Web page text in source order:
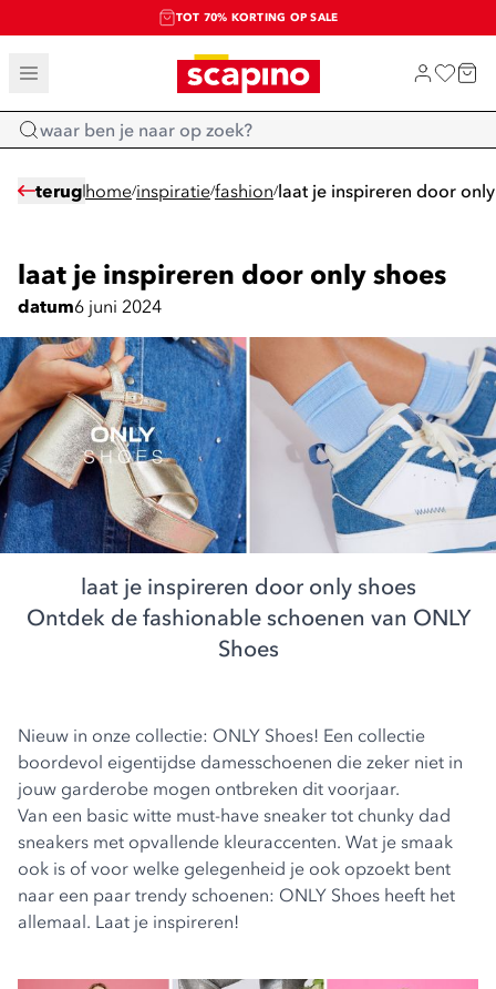
TOT 70% KORTING OP SALE
SALE: LAATSTE KANS!
SHOP NIEUW
Home
terug home/inspiratie/fashion/laat je inspireren door
laat je inspireren door only shoes
datum6 juni 2024
laat je inspireren door only shoes
Ontdek de fashionable schoenen van ONLY
Shoes
Nieuw in onze collectie: ONLY Shoes! Een collectie
boordevol eigentijdse damesschoenen die zeker niet in
jouw garderobe mogen ontbreken dit voorjaar.
Van een basic witte must-have sneaker tot chunky dad
sneakers met opvallende kleuraccenten. Wat je smaak
ook is of voor welke gelegenheid je ook opzoekt bent
naar een paar trendy schoenen: ONLY Shoes heeft het
allemaal. Laat je inspireren!